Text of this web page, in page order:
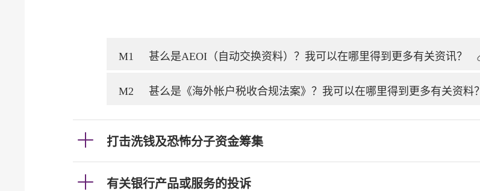
M1 甚么是AEOI（自动交换资料）？我可以在哪里得到更多有关资讯？
M2 甚么是《海外帐户税收合规法案》？我可以在哪里得到更多有关资料？
打击洗钱及恐怖分子资金筹集
有关银行产品或服务的投诉